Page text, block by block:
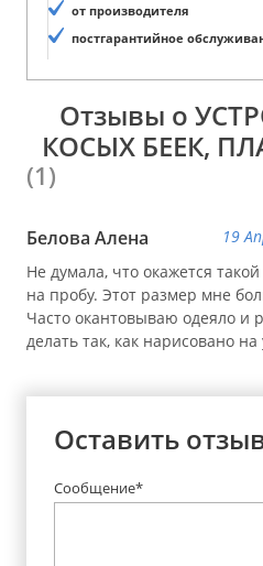
от производителя
постгарантийное
Отзывы о
КОСЫХ БЕЕК,
(1)
Белова Алена
19
Не думала, что окажется
на пробу. Этот размер мне
Часто окантовываю одеяло и
делать так, как нарисовано на
Оставить
Сообщение*